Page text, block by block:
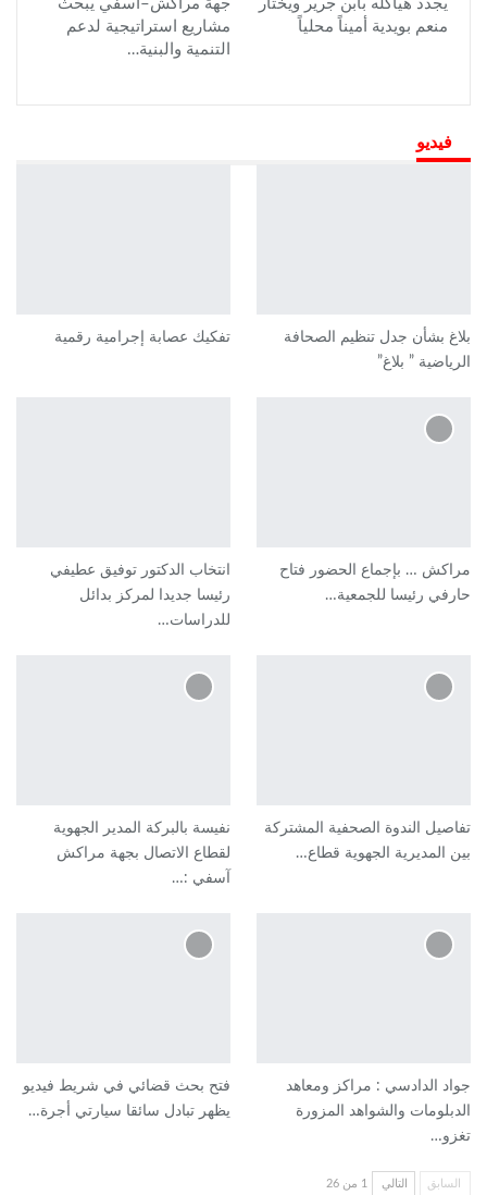
جهة مراكش–آسفي يبحث
مشاريع استراتيجية لدعم
التنمية والبنية…
يجدد هياكله بابن جرير ويختار
منعم بويدية أميناً محلياً
فيديو
تفكيك عصابة إجرامية رقمية
بلاغ بشأن جدل تنظيم الصحافة
الرياضية ” بلاغ”
انتخاب الدكتور توفيق عطيفي
رئيسا جديدا لمركز بدائل
للدراسات…
مراكش … بإجماع الحضور فتاح
حارفي رئيسا للجمعية…
نفيسة بالبركة المدير الجهوية
لقطاع الاتصال بجهة مراكش
آسفي :…
تفاصيل الندوة الصحفية المشتركة
بين المديرية الجهوية قطاع…
فتح بحث قضائي في شريط فيديو
يظهر تبادل سائقا سيارتي أجرة…
جواد الدادسي : مراكز ومعاهد
الدبلومات والشواهد المزورة
تغزو…
السابق التالي 1 من 26